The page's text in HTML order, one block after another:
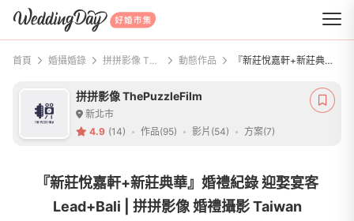
WeddingDay 好婚市集
首頁 婚攝婚錄 拼拼影像 ThePuzzleFilm 動態作品 『新莊悅嘉軒+新莊典華』婚禮紀錄 迎娶宴客Lead+Bali | 拼拼影像 婚禮攝影 Taiwan wedding video 婚禮錄影 婚錄 精華 ThePuzzleFilm
拼拼影像 ThePuzzleFilm
新北市
4.9 (14) 作品(95) 影片(54) 方案(7)
『新莊悅嘉軒+新莊典華』婚禮紀錄 迎娶宴客
Lead+Bali | 拼拼影像 婚禮攝影 Taiwan